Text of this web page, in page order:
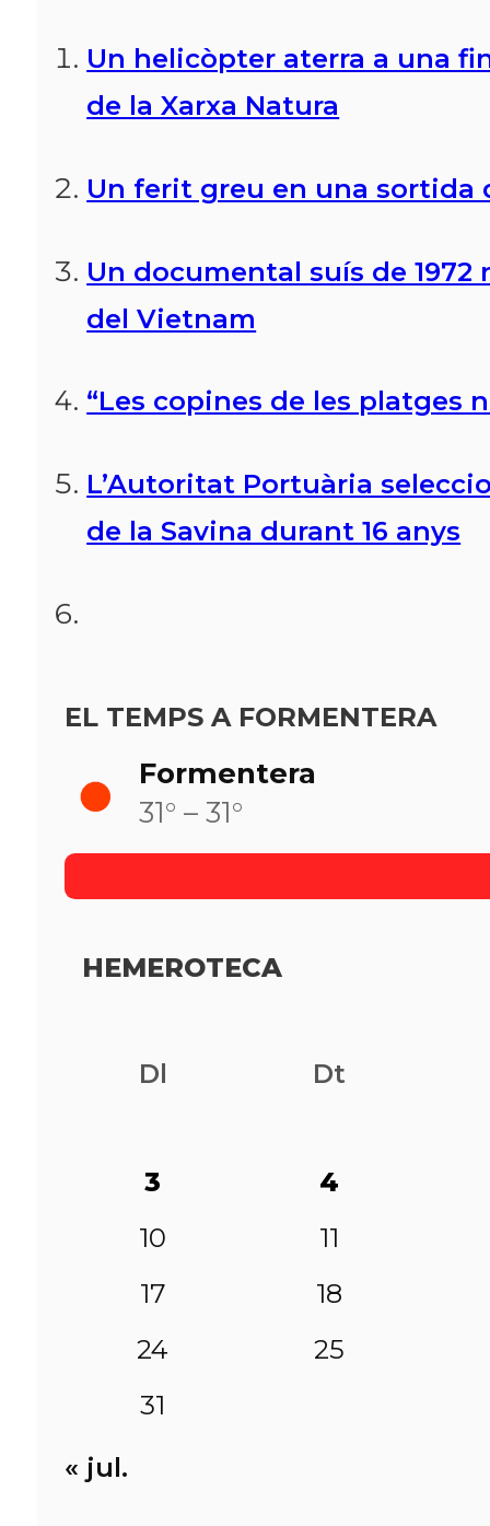
Un helicòpter aterra a una
de la Xarxa Natura
Un ferit greu en una sortida
Un documental suís de
del Vietnam
“Les copines de les platges
L’Autoritat Portuària
de la Savina durant 16 anys
EL TEMPS A FORMENTERA
Formentera
31° – 31°
HEMEROTECA
Dl Dt
3
4
10
11
17
18
24
25
31
« jul.